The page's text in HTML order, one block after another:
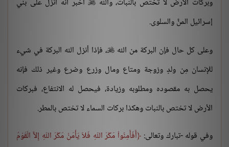
وبركات الأرض لا تختص بالنبات، والله أخبر أنه أنزل على بني
إسرائيل المنَّ والسلوى.
وعلى كل حال فإن البركة من الله ، فإذا أنزل الله البركة في شيء
للإنسان مِن ولدٍ وزوجة ومتاع ومال وزرع وضرع وغير ذلك فإنه
يحصل به مقصوده ومطلوبه وزيادة، فيحصل له الانتفاع، فبركات
الأرض لا تختص بالنبات وهكذا بركات السماء لا تختص بالمطر.
وفي قوله -تبارك وتعالى: أَفَأَمِنُواْ مَكْرَ اللّهِ فَلاَ يَأْمَنُ مَكْرَ اللّهِ إِلاَّ الْقَوْمُ